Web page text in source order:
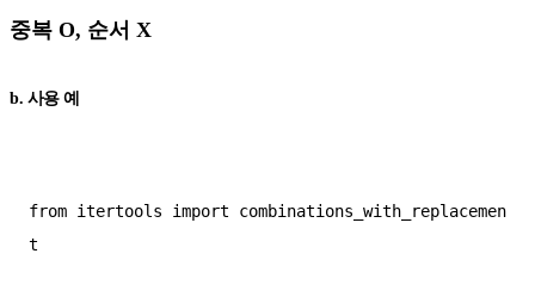
중복 O, 순서 X
b. 사용 예
from itertools import combinations_with_replacemen
t